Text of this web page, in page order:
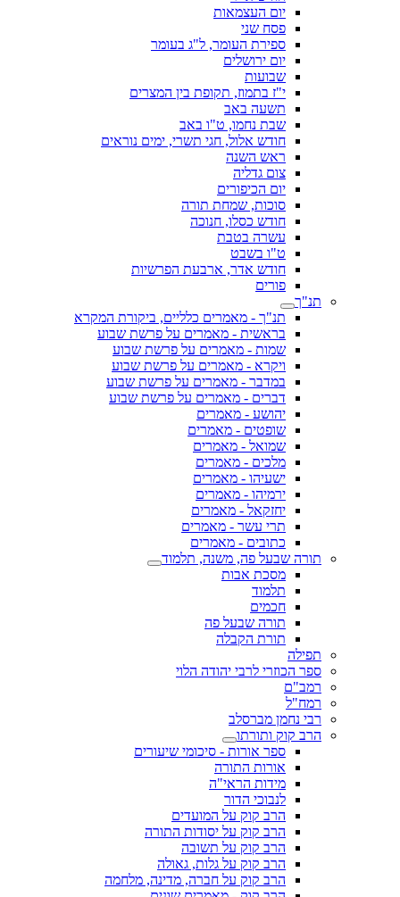
יום העצמאות
פסח שני
ספירת העומר, ל"ג בעומר
יום ירושלים
שבועות
י"ז בתמוז, תקופת בין המצרים
תשעה באב
שבת נחמו, ט"ו באב
חודש אלול, חגי תשרי, ימים נוראים
ראש השנה
צום גדליה
יום הכיפורים
סוכות, שמחת תורה
חודש כסלו, חנוכה
עשרה בטבת
ט"ו בשבט
חודש אדר, ארבעת הפרשיות
פורים
תנ"ך
תנ"ך - מאמרים כלליים, ביקורת המקרא
בראשית - מאמרים על פרשת שבוע
שמות - מאמרים על פרשת שבוע
ויקרא - מאמרים על פרשת שבוע
במדבר - מאמרים על פרשת שבוע
דברים - מאמרים על פרשת שבוע
יהושע - מאמרים
שופטים - מאמרים
שמואל - מאמרים
מלכים - מאמרים
ישעיהו - מאמרים
ירמיהו - מאמרים
יחזקאל - מאמרים
תרי עשר - מאמרים
כתובים - מאמרים
תורה שבעל פה, משנה, תלמוד
מסכת אבות
תלמוד
חכמים
תורה שבעל פה
תורת הקבלה
תפילה
ספר הכוזרי לרבי יהודה הלוי
רמב"ם
רמח"ל
רבי נחמן מברסלב
הרב קוק ותורתו
ספר אורות - סיכומי שיעורים
אורות התורה
מידות הראי"ה
לנבוכי הדור
הרב קוק על המועדים
הרב קוק על יסודות התורה
הרב קוק על תשובה
הרב קוק על גלות, גאולה
הרב קוק על חברה, מדינה, מלחמה